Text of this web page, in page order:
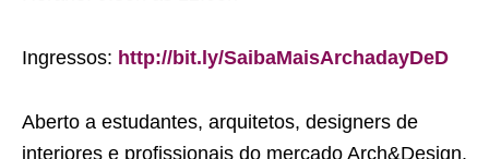
Ingressos: http://bit.ly/SaibaMaisArchadayDeD
Aberto a estudantes, arquitetos, designers de
interiores e profissionais do mercado Arch&Design.